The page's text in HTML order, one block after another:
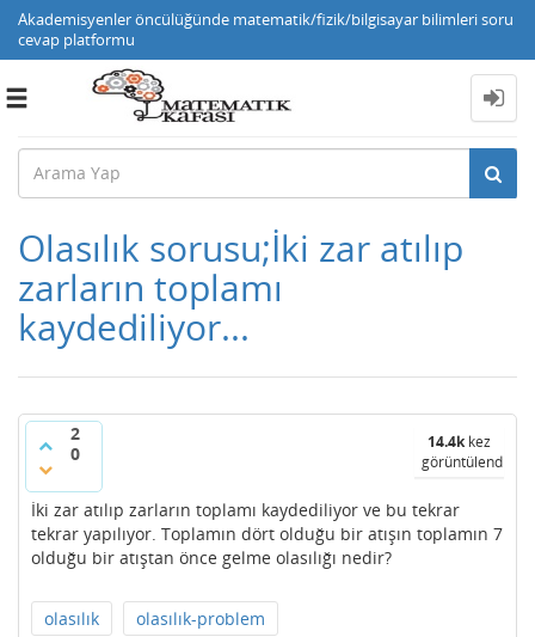
Akademisyenler öncülüğünde matematik/fizik/bilgisayar bilimleri soru
cevap platformu
Toggle
Olasılık sorusu;İki zar atılıp
zarların toplamı
kaydediliyor...
2
0
14.4kkez
görüntülendi
İki zar atılıp zarların toplamı kaydediliyor ve bu tekrar
tekrar yapılıyor. Toplamın dört olduğu bir atışın toplamın 7
olduğu bir atıştan önce gelme olasılığı nedir?
olasılık olasılık-problem